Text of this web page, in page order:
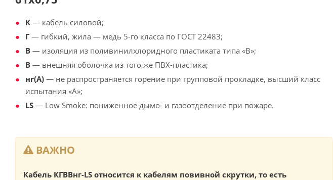
К — кабель силовой;
Г — гибкий, жила — медь 5-го класса по ГОСТ 22483;
В — изоляция из поливинилхлоридного пластиката типа «В»;
В — внешняя оболочка из того же ПВХ-пластика;
нг(А) — не распространяется горение при групповой прокладке, высший класс
испытания «А»;
LS — Low Smoke: пониженное дымо- и газоотделение при пожаре.
ВАЖНО
Кабель КГВВнг-LS относится к кабелям повивной скрутки, то есть